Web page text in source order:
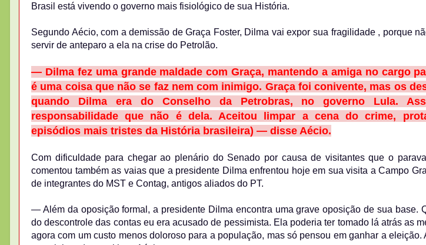
Brasil está vivendo o governo mais fisiológico de sua História.
Segundo Aécio, com a demissão de Graça Foster, Dilma vai expor sua fragilidade , porque
servir de anteparo a ela na crise do Petrolão.
— Dilma fez uma grande maldade com Graça, mantendo a amiga no cargo
é uma coisa que não se faz nem com inimigo. Graça foi conivente, mas os
quando Dilma era do Conselho da Petrobras, no governo Lula.
responsabilidade que não é dela. Aceitou limpar a cena do crime,
episódios mais tristes da História brasileira) — disse Aécio.
Com dificuldade para chegar ao plenário do Senado por causa de visitantes que o
comentou também as vaias que a presidente Dilma enfrentou hoje em sua visita a Campo
de integrantes do MST e Contag, antigos aliados do PT.
— Além da oposição formal, a presidente Dilma encontra uma grave oposição de sua base.
do descontrole das contas eu era acusado de pessimista. Ela poderia ter tomado lá atrás as
agora com um custo menos doloroso para a população, mas só pensou em ganhar a eleição.